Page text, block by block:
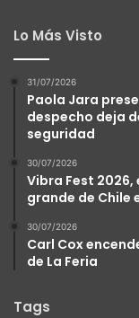
Lo Más Visto
31/07/2026
Paola Jara
despecho deja
seguridad
30/07/2026
Vibra Fest
grande de Chile
30/07/2026
Carl Cox
de La Feria
Tags